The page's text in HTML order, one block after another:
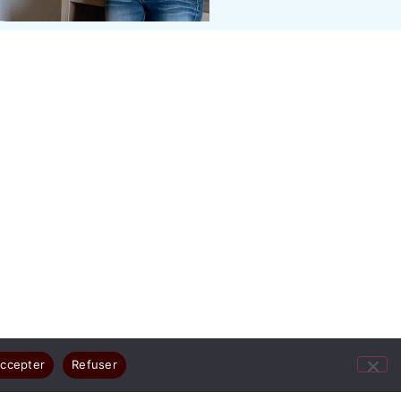
résument votre joie
Refuser